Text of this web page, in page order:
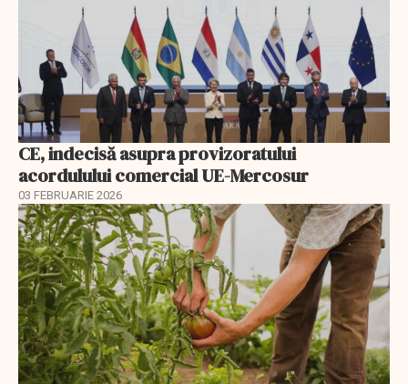
CE, indecisă asupra provizoratului
acordulului comercial UE-Mercosur
03 FEBRUARIE 2026